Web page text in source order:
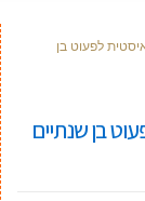
לפעוט בן
בן שנתיים